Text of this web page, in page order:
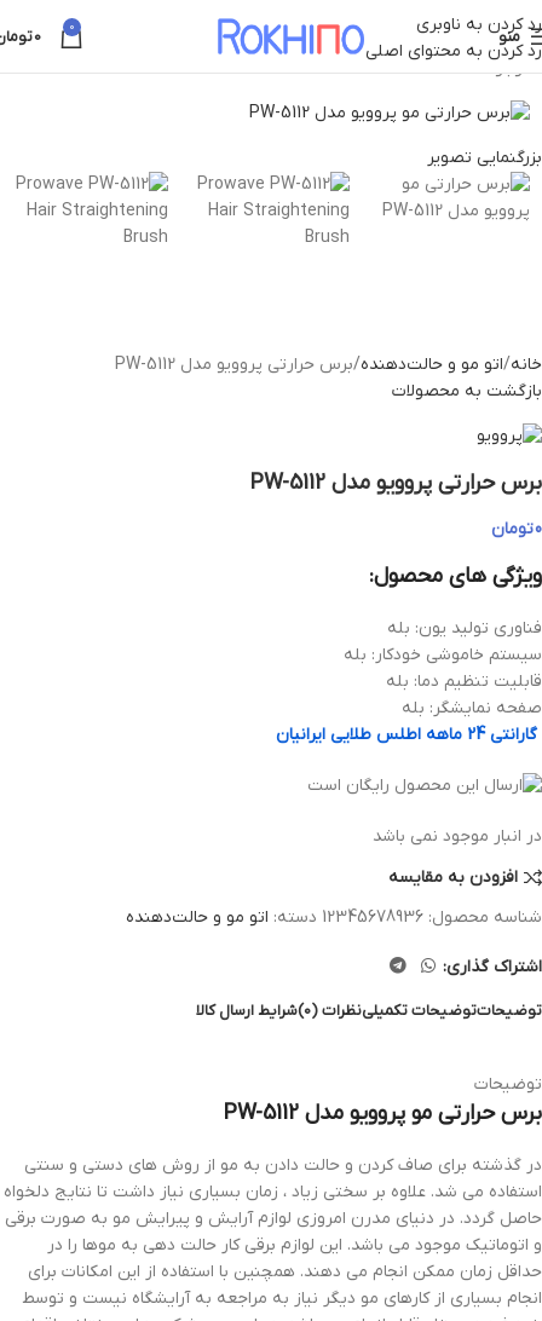
رد کردن به ناوبری
رد کردن به محتوای اصلی
منو 0
0
ناموجود
بزرگنمایی تصویر
خانه اتو مو و حالت‌دهنده برس حرارتی پروویو مدل PW-5112
بازگشت به محصولات
برس حرارتی پروویو مدل PW-5112
0تومان
ویژگی های محصول:
فناوری تولید یون: بله
سیستم خاموشی خودکار: بله
قابلیت تنظیم دما: بله
صفحه نمایشگر: بله
گارانتی 24 ماهه اطلس طلایی ایرانیان
در انبار موجود نمی باشد
افزودن به مقایسه
شناسه محصول: 12345678936 دسته: اتو مو و حالت‌دهنده
اشتراک گذاری:
توضیحاتتوضیحات تکمیلینظرات (0) شرایط ارسال کالا
توضیحات
برس حرارتی مو پروویو مدل PW-5112
در گذشته برای صاف کردن و حالت دادن به مو از روش های دستی و سنتی
استفاده می شد. علاوه بر سختی زیاد ، زمان بسیاری نیاز داشت تا نتایج دلخواه
حاصل گردد. در دنیای مدرن امروزی لوازم آرایش و پیرایش مو به صورت برقی
و اتوماتیک موجود می باشد. این لوازم برقی کار حالت دهی به موها را در
حداقل زمان ممکن انجام می دهند. همچنین با استفاده از این امکانات برای
انجام بسیاری از کارهای مو دیگر نیاز به مراجعه به آرایشگاه نیست و توسط